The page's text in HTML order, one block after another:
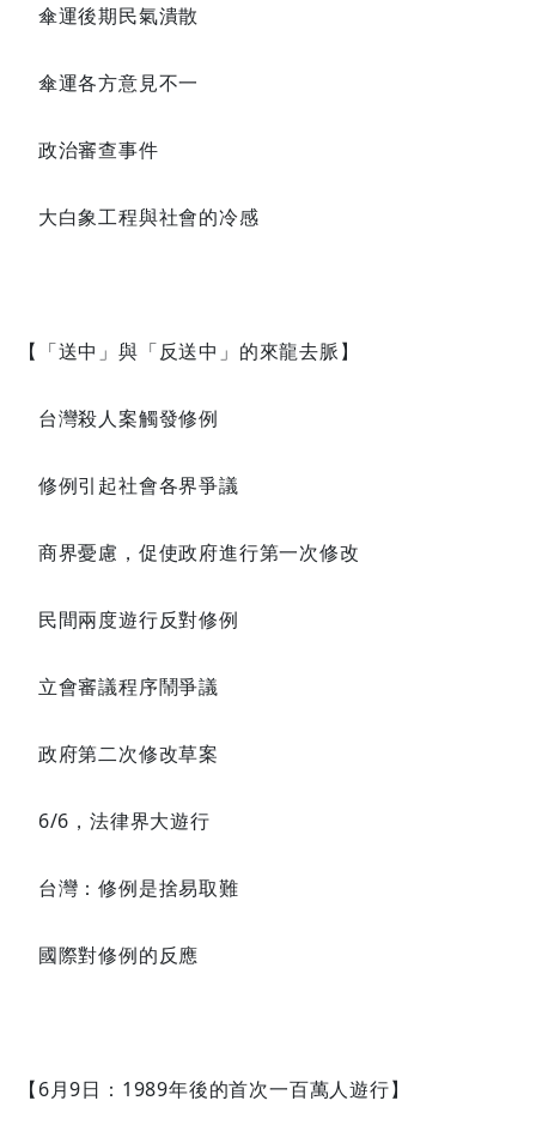
傘運後期民氣潰散
傘運各方意見不一
政治審查事件
大白象工程與社會的冷感
【「送中」與「反送中」的來龍去脈】
台灣殺人案觸發修例
修例引起社會各界爭議
商界憂慮，促使政府進行第一次修改
民間兩度遊行反對修例
立會審議程序鬧爭議
政府第二次修改草案
6/6，法律界大遊行
台灣：修例是捨易取難
國際對修例的反應
【6月9日：1989年後的首次一百萬人遊行】